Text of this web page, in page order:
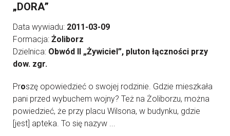
„DORA”
Data wywiadu: 2011-03-09
Formacja: Żoliborz
Dzielnica: Obwód II „Żywiciel”, pluton łączności przy
dow. zgr.
Proszę opowiedzieć o swojej rodzinie. Gdzie mieszkała
pani przed wybuchem wojny? Też na Żoliborzu, można
powiedzieć, że przy placu Wilsona, w budynku, gdzie
[jest] apteka. To się nazyw ...